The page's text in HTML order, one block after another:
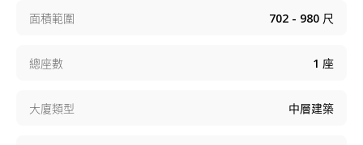
面積範圍 702 - 980 尺
總座數 1 座
大廈類型 中層建築